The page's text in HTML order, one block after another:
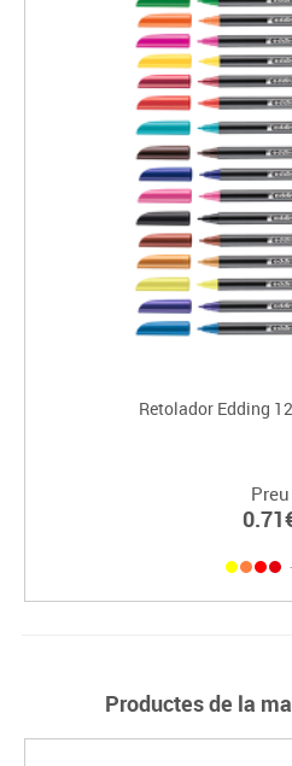
Retolador Edding
Preu
Productes de la